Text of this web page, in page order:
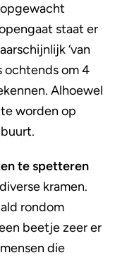
opgewacht
staat er
‘van
ochtends om 4
Alhoewel
worden op
te spetteren
kramen.
rondom
beetje zeer er
die